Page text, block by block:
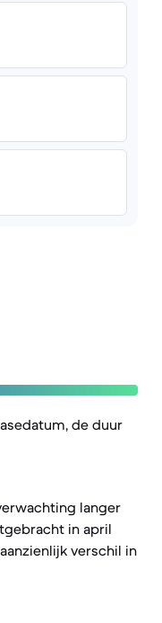
de duur
langer
in april
verschil in